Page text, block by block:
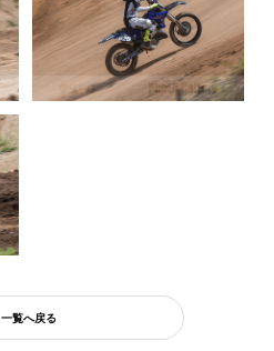
一覧へ戻る